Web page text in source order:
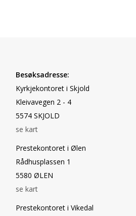
Besøksadresse:
Kyrkjekontoret i Skjold
Kleivavegen 2 - 4
5574 SKJOLD
se kart
Prestekontoret i Ølen
Rådhusplassen 1
5580 ØLEN
se kart
Prestekontoret i Vikedal